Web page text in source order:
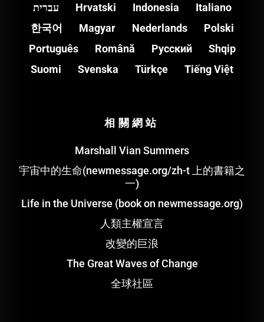
עברית
Hrvatski Indonesia
Italiano
한국어
Magyar Nederlands
Polski
Português
Română Pусский
Shqip
Suomi
Svenska Türkçe Tiếng Việt
相關網站
Marshall Vian Summers
宇宙中的生命(newmessage.org/zh-t 上的書籍之
一)
Life in the Universe (book on newmessage.org)
人類主權宣言
改變的巨浪
The Great Waves of Change
全球社區